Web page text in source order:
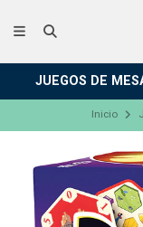
JUEGOS DE
Inicio